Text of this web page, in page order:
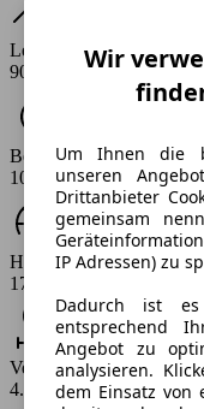
Leistung
90 PS
Beschleunigung (0-100
10.7 - 11.8 s
Höchstgeschwindigkeit
175 km/h
Verbrauch
4.9 - 5.4 l/100km
Wir
Um Ihnen die
unseren
Drittanbieter
gemeinsam
IP Adressen) zu
Dadurch ist es
entsprechend
Angebot zu
analysieren.
dem Einsatz von